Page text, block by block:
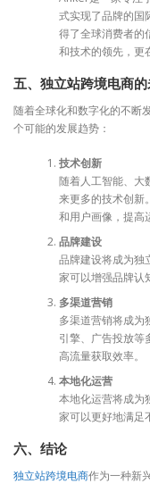
式实现了品牌的国
得了全球消费者的
和技术的领先，更
五、独立站跨境电商
随着全球化和数字化的不断
个可能的发展趋势：
技术创新
随着人工智能、大
来更多的技术创新
和用户画像，提高
品牌建设
品牌建设将成为独
家可以增强品牌认
多渠道营销
多渠道营销将成为
引擎、广告投放等
高流量获取效率。
本地化运营
本地化运营将成为
家可以更好地满足
六、结论
独立站跨境电商作为一种新